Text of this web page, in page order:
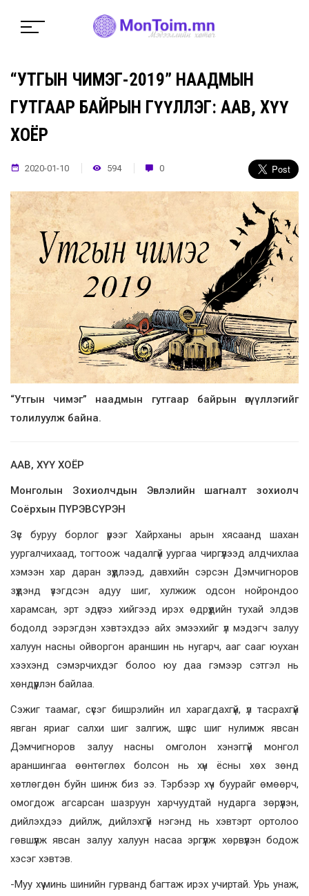
“УТГЫН ЧИМЭГ-2019” НААДМЫН
ГУТГААР БАЙРЫН ӨГҮҮЛЛЭГ: ААВ, ХҮҮ
ХОЁР
2020-01-10 594 0
“Утгын чимэг” наадмын гутгаар байрын өгүүллэгийг
толилуулж байна.
ААВ, ХҮҮ ХОЁР
Монголын Зохиолчдын Эвлэлийн шагналт зохиолч
Соёрхын ПҮРЭВСҮРЭН
Зүс буруу борлог үрээг Хайрханы арын хясаанд шахан
уургалчихаад, тогтоож чадалгүй уургаа чиргүүлээд алдчихлаа
хэмээн хар даран зүүдлээд, давхийн сэрсэн Дэмчигноров
зүүдэнд үзэгдсэн адуу шиг, хулжиж одсон нойрондоо
харамсан, эрт эдүгээ хийгээд ирэх өдрүүдийн тухай элдэв
бодолд ээрэгдэн хэвтэхдээ айх эмээхийг үл мэдэгч залуу
халуун насны ойворгон араншин нь нугарч, ааг сааг юухан
хээхэнд сэмэрчихдэг болоо юу даа гэмээр сэтгэл нь
хөндүүрлэн байлаа.
Сэжиг таамаг, сүсэг бишрэлийн ил харагдахгүй, үл тасрахгүй
явган яриаг салхи шиг залгиж, шүлс шиг нулимж явсан
Дэмчигноров залуу насны омголон хэнэггүй монгол
араншингаа өөнтөглөх болсон нь хүн ёсны хөх зөнд
хөтлөгдөн буйн шинж биз ээ. Тэрбээр хүч буурайг өмөөрч,
омогдож агсарсан шазруун харчуудтай нударга зөрүүлэн,
дийлэхдээ дийлж, дийлэхгүй нэгэнд нь хэвтэрт ортолоо
гөвшүүлж явсан залуу халуун насаа эргүүлж хөрвүүлэн бодож
хэсэг хэвтэв.
-Муу хүү минь шинийн гурванд багтаж ирэх учиртай. Урь унаж,